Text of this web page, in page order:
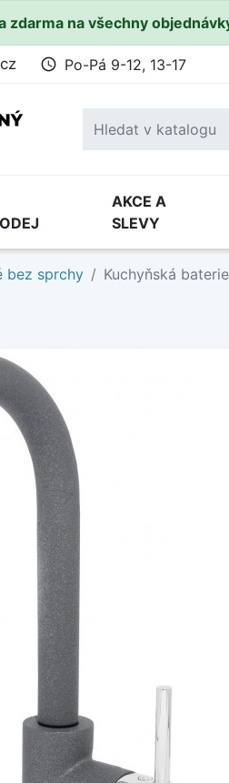
zdarma na všechny
access_time Po-Pá 9-12, 13-17
AKCE A
SLEVY
bez sprchy Kuchyňská